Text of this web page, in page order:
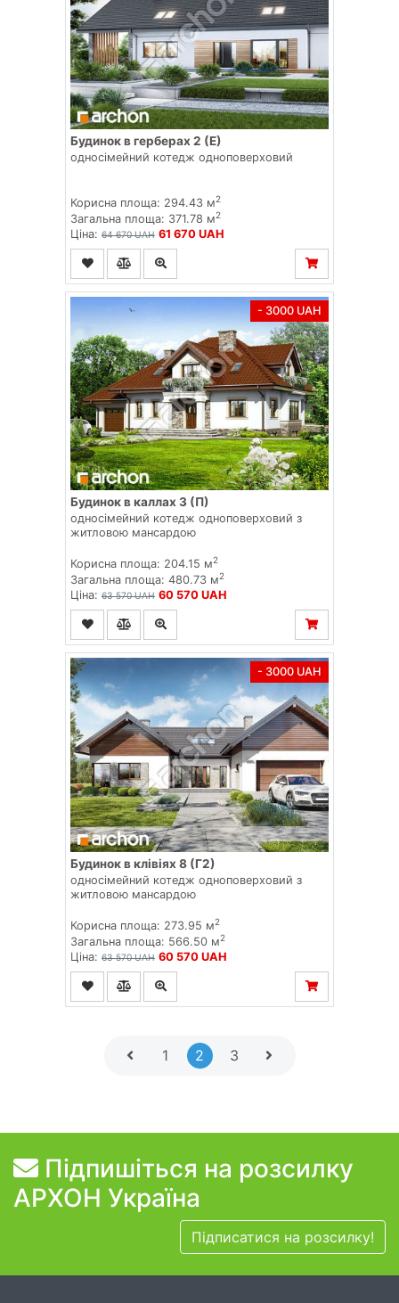
Будинок в герберах 2 (Е)
односімейний котедж одноповерховий
Корисна площа: 294.43 м2
Загальна площа: 371.78 м2
Ціна: 64 670 UAH 61 670 UAH
- 3000 UAH
Будинок в каллах 3 (П)
односімейний котедж одноповерховий з
житловою мансардою
Корисна площа: 204.15 м2
Загальна площа: 480.73 м2
Ціна: 63 570 UAH 60 570 UAH
- 3000 UAH
Будинок в клівіях 8 (Г2)
односімейний котедж одноповерховий з
житловою мансардою
Корисна площа: 273.95 м2
Загальна площа: 566.50 м2
Ціна: 63 570 UAH 60 570 UAH
1 2 3
Підпишіться на розсилку
АРХОН Україна
Підписатися на розсилку!